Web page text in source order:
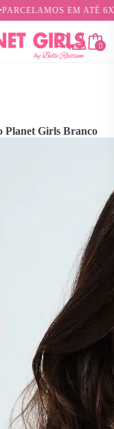
ATÉ 6X SEM JUROS
0
Planet Girls Branco